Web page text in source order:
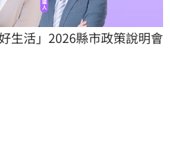
生活」2026縣市政策說明會